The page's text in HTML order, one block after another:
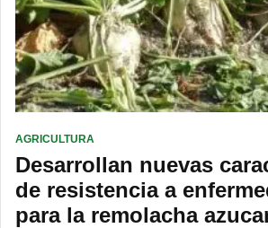
AGRICULTURA
Desarrollan nuevas
de resistencia a
para la remolacha